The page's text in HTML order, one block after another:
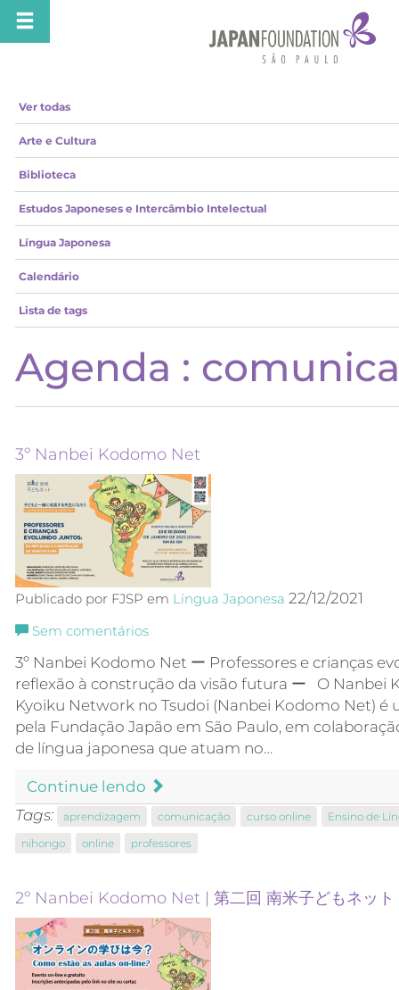
Ver todas
Arte e Cultura
Biblioteca
Estudos Japoneses e Intercâmbio Intelectual
Língua Japonesa
Calendário
Lista de tags
Agenda :
3º Nanbei Kodomo Net
Publicado por FJSP em Língua Japonesa 22/12/2021
Sem comentários
3º Nanbei Kodomo Net ー Professores e crianças
reflexão à construção da visão futura ー O Nanbei
Kyoiku Network no Tsudoi (Nanbei Kodomo Net) é
pela Fundação Japão em São Paulo, em
de língua japonesa que atuam no…
Continue lendo
Tags:
aprendizagem comunicação curso online
Ensino de
nihongo
online professores
2º Nanbei Kodomo Net | 第二回 南米子どもネット